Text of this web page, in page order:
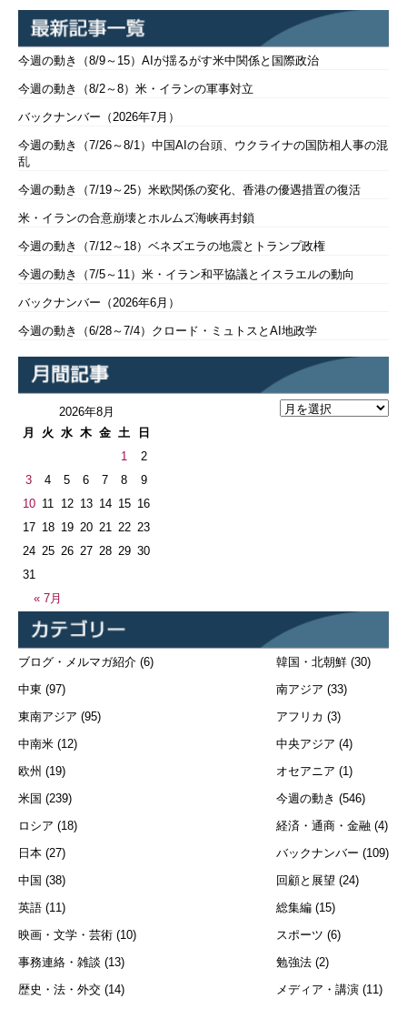
今週の動き（8/9～15）AIが揺るがす米中関係と国際政治
今週の動き（8/2～8）米・イランの軍事対立
バックナンバー（2026年7月）
今週の動き（7/26～8/1）中国AIの台頭、ウクライナの国防相人事の混
乱
今週の動き（7/19～25）米欧関係の変化、香港の優遇措置の復活
米・イランの合意崩壊とホルムズ海峡再封鎖
今週の動き（7/12～18）ベネズエラの地震とトランプ政権
今週の動き（7/5～11）米・イラン和平協議とイスラエルの動向
バックナンバー（2026年6月）
今週の動き（6/28～7/4）クロード・ミュトスとAI地政学
2026年8月
月
火 水 木 金 土 日
« 7月
1
2
3
4 5 6 7 8
9
10 11 12 13 14 15 16
17 18 19 20 21 22 23
24 25 26 27 28 29 30
31
ブログ・メルマガ紹介 (6)
中東 (97)
東南アジア (95)
中南米 (12)
欧州 (19)
米国 (239)
ロシア (18)
日本 (27)
中国 (38)
英語 (11)
映画・文学・芸術 (10)
事務連絡・雑談 (13)
歴史・法・外交 (14)
韓国・北朝鮮 (30)
南アジア (33)
アフリカ (3)
中央アジア (4)
オセアニア (1)
今週の動き (546)
経済・通商・金融 (4)
バックナンバー (109)
回顧と展望 (24)
総集編 (15)
スポーツ (6)
勉強法 (2)
メディア・講演 (11)